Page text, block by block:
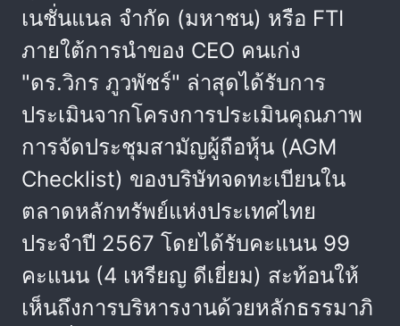
เนชั่นแนล จำกัด (มหาชน) หรือ FTI
ภายใต้การนำของ CEO คนเก่ง
"ดร.วิกร ภูวพัชร์" ล่าสุดได้รับการ
ประเมินจากโครงการประเมินคุณภาพ
การจัดประชุมสามัญผู้ถือหุ้น (AGM
Checklist) ของบริษัทจดทะเบียนใน
ตลาดหลักทรัพย์แห่งประเทศไทย
ประจำปี 2567 โดยได้รับคะแนน 99
คะแนน (4 เหรียญ ดีเยี่ยม) สะท้อนให้
เห็นถึงการบริหารงานด้วยหลักธรรมาภิ